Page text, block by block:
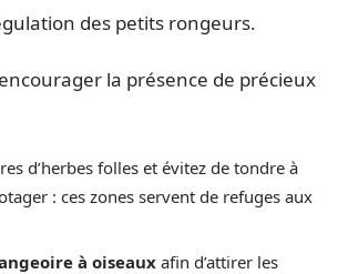
des petits rongeurs.
la présence de précieux
d’herbes folles et évitez de tondre à
: ces zones servent de refuges aux
à oiseaux afin d’attirer les